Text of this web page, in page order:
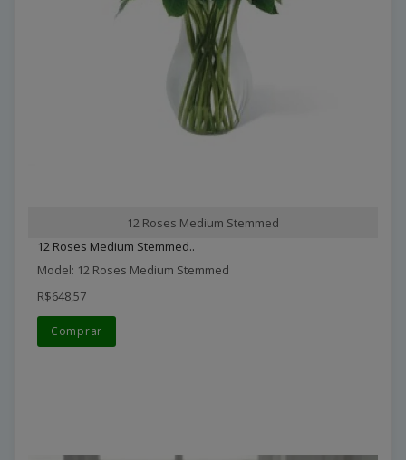
12 Roses Medium Stemmed
12 Roses Medium Stemmed..
Model: 12 Roses Medium Stemmed
R$648,57
Comprar